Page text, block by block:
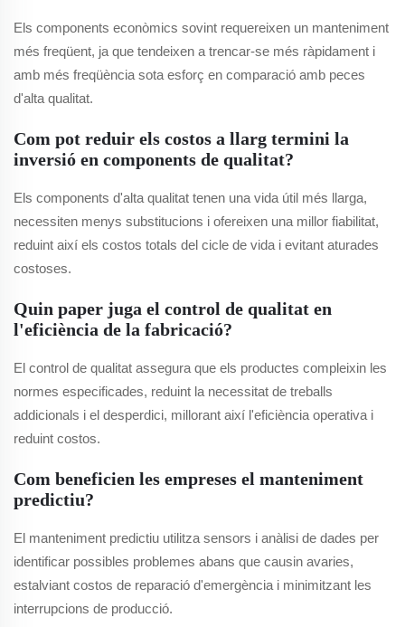
Els components econòmics sovint requereixen un manteniment
més freqüent, ja que tendeixen a trencar-se més ràpidament i
amb més freqüència sota esforç en comparació amb peces
d'alta qualitat.
Com pot reduir els costos a llarg termini la
inversió en components de qualitat?
Els components d'alta qualitat tenen una vida útil més llarga,
necessiten menys substitucions i ofereixen una millor fiabilitat,
reduint així els costos totals del cicle de vida i evitant aturades
costoses.
Quin paper juga el control de qualitat en
l'eficiència de la fabricació?
El control de qualitat assegura que els productes compleixin les
normes especificades, reduint la necessitat de treballs
addicionals i el desperdici, millorant així l'eficiència operativa i
reduint costos.
Com beneficien les empreses el manteniment
predictiu?
El manteniment predictiu utilitza sensors i anàlisi de dades per
identificar possibles problemes abans que causin avaries,
estalviant costos de reparació d'emergència i minimitzant les
interrupcions de producció.